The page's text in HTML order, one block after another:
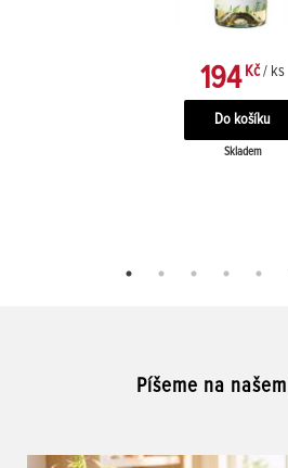
194 Kč / ks
Skladem
Píšeme na